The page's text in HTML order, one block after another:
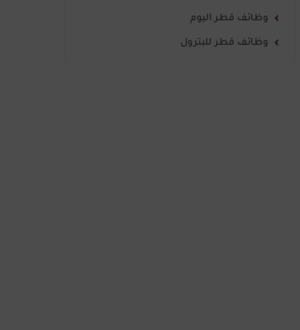
وظائف قطر اليوم
وظائف قطر للبترول